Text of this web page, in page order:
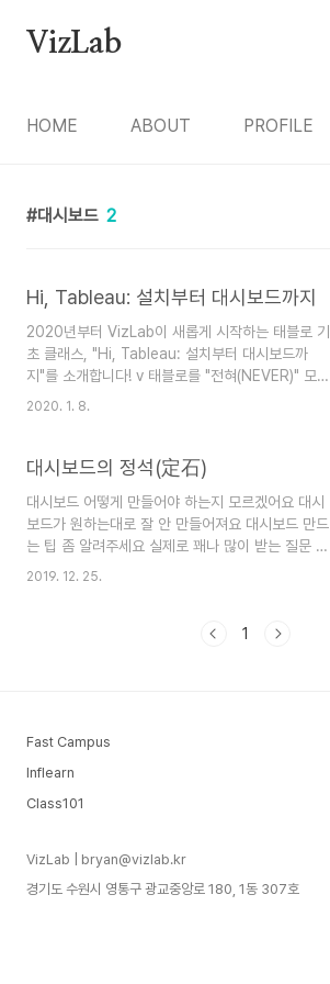
VizLab
HOME ABOUT PROFILE
대시보드 2
Hi, Tableau: 설치부터 대시보드까지
2020년부터 VizLab이 새롭게 시작하는 태블로 기
초 클래스, "Hi, Tableau: 설치부터 대시보드까
지"를 소개합니다! v 태블로를 "전혀(NEVER)" 모르
시는 분들, v 태블로를 배워보고 싶었지만 어디부터
들, 이 모든 분들을 위한 클래스, Hi, Tableau가 여
수 있듯이, 태블로 사용 경험이 전무한 분들께서 태
블로를 설치하는 것에서부터 하나의 완성품이라고
할 수 있는 대시보드를 만드는 과정까지, 차근차근
따라하실 수 있는 Hands-On 클래스로 준비하였
2020. 1. 8.
대시보드의 정석(定石)
대시보드 어떻게 만들어야 하는지 모르겠어요 대시
보드가 원하는대로 잘 안 만들어져요 대시보드 만드
는 팁 좀 알려주세요 실제로 꽤나 많이 받는 질문 또
는 코멘트인데, 나도 나름 나만의 팁을 가지고 있지
시보드 디자인 쪽에서 많은 사람들의 사랑을 받고
좋겠다! 중간 중간에 삽입된 참고 사이트들도 매우
알차고 신선하다. 고수에게 한 수 배운 느낌이다 :D
해..
2019. 12. 25.
1
Fast Campus
Inflearn
Class101
VizLab | bryan@vizlab.kr
경기도 수원시 영통구 광교중앙로 180, 1동 307호